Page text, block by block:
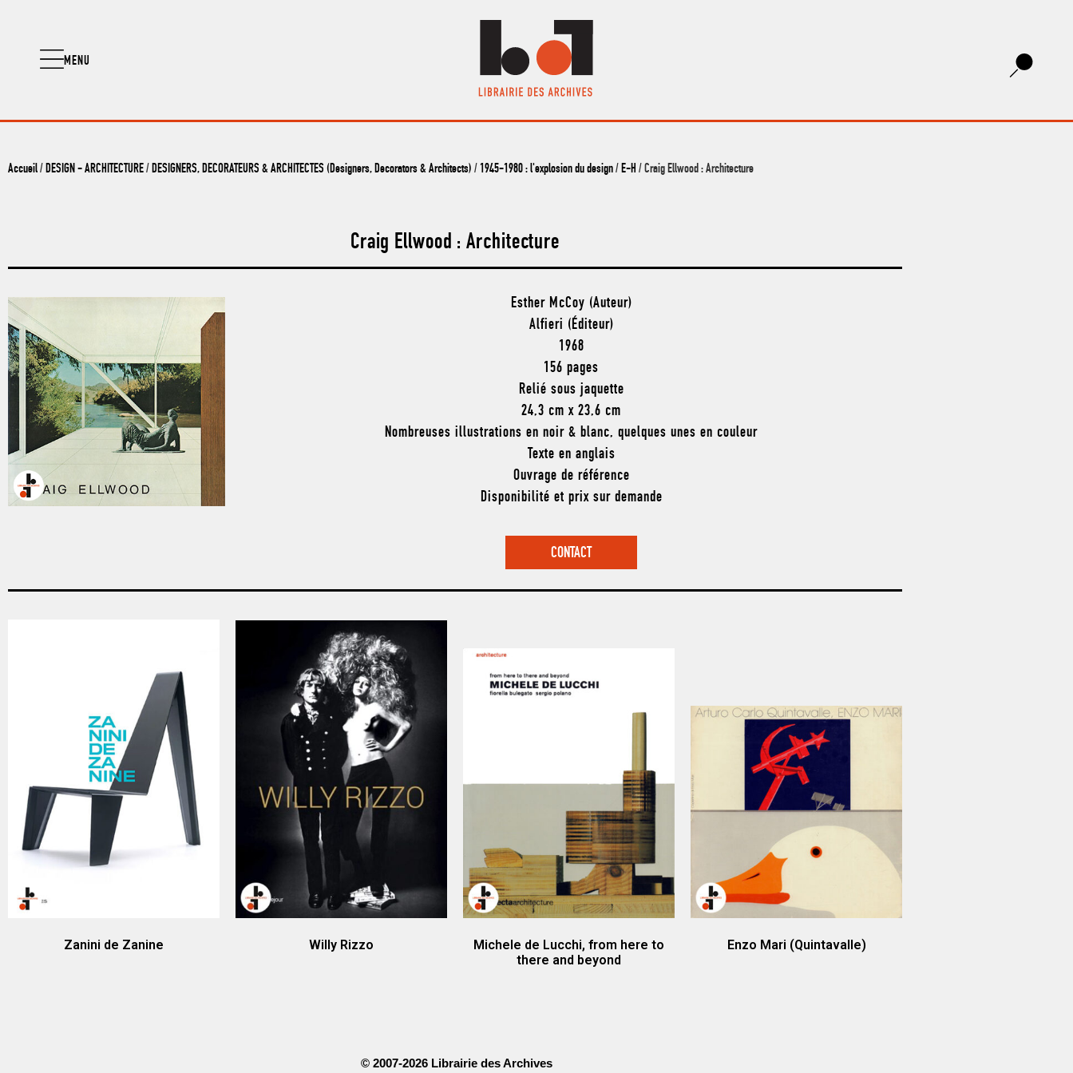
MENU
Accueil/ DESIGN - ARCHITECTURE/ DESIGNERS, DECORATEURS & ARCHITECTES (Designers, Decorators & Architects) / 1945-1980 : l'explosion du design/ E-H / Craig Ellwood : Architecture
Craig Ellwood : Architecture
Esther McCoy (Auteur)
Alfieri (Éditeur)
1968
156 pages
Relié sous jaquette
24,3 cm x 23,6 cm
Nombreuses illustrations en noir & blanc, quelques unes en couleur
Texte en anglais
Ouvrage de référence
Disponibilité et prix sur demande
CONTACT
Zanini de Zanine Willy Rizzo
Michele de Lucchi, from here to
there and beyond
Enzo Mari (Quintavalle)
© 2007-2026 Librairie des Archives